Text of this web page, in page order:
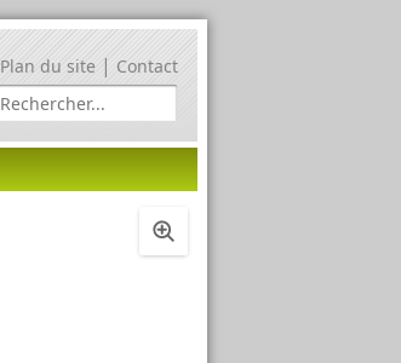
Plan du site | Contact